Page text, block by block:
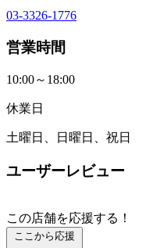
03-3326-1776
営業時間
10:00～18:00
休業日
土曜日、日曜日、祝日
ユーザーレビュー
この店舗を応援する！
ここから応援